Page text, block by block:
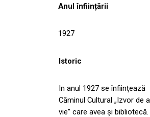
Anul înființării
1927
Istoric
In anul 1927 se înfiinţează
Căminul Cultural „Izvor de
vie” care avea şi bibliotecă.